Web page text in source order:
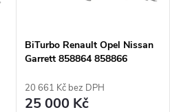
BiTurbo Renault Opel Nissan
Garrett 858864 858866
20 661 Kč bez DPH
25 000 Kč